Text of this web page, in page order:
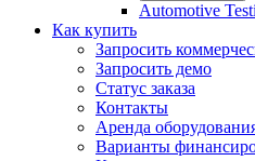
Automotive
Как купить
Запросить
Запросить демо
Статус заказа
Контакты
Аренда
Варианты